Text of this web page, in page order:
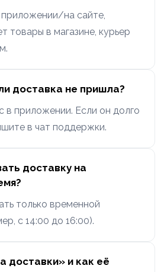
приложении/на сайте,
товары в магазине, курьер
доставка не пришла?
в приложении. Если он долго
в чат поддержки.
доставку на
только временной
с 14:00 до 16:00).
доставки» и как её